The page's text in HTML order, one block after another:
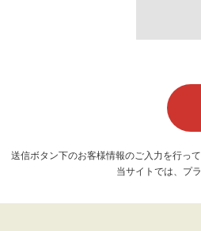
送信ボタン下のお客様情報のご入力を行っ
当サイトでは、プ